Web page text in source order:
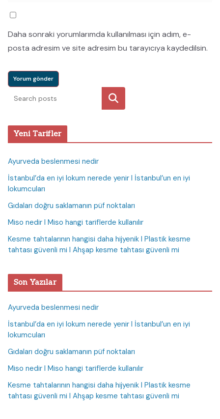
Daha sonraki yorumlarımda kullanılması için adım, e-
posta adresim ve site adresim bu tarayıcıya kaydedilsin.
Ara
Yeni Tarifler
Ayurveda beslenmesi nedir
İstanbul’da en iyi lokum nerede yenir I İstanbul’un en iyi
lokumcuları
Gıdaları doğru saklamanın püf noktaları
Miso nedir I Miso hangi tariflerde kullanılır
Kesme tahtalarının hangisi daha hijyenik I Plastik kesme
tahtası güvenli mi I Ahşap kesme tahtası güvenli mi
Son Yazılar
Ayurveda beslenmesi nedir
İstanbul’da en iyi lokum nerede yenir I İstanbul’un en iyi
lokumcuları
Gıdaları doğru saklamanın püf noktaları
Miso nedir I Miso hangi tariflerde kullanılır
Kesme tahtalarının hangisi daha hijyenik I Plastik kesme
tahtası güvenli mi I Ahşap kesme tahtası güvenli mi